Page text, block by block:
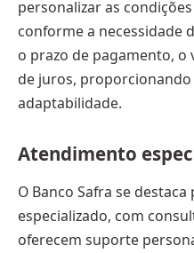
personalizar as
conforme a necessidade
o prazo de pagamento, o
de juros,
adaptabilidade.
Atendimento
O Banco Safra se
especializado, com
oferecem suporte